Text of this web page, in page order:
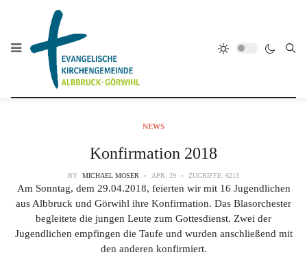
NEWS
Konfirmation 2018
BY MICHAEL MOSER APR. 29 ZUGRIFFE: 6213
Am Sonntag, dem 29.04.2018, feierten wir mit 16 Jugendlichen
aus Albbruck und Görwihl ihre Konfirmation. Das Blasorchester
begleitete die jungen Leute zum Gottesdienst. Zwei der
Jugendlichen empfingen die Taufe und wurden anschließend mit
den anderen konfirmiert.